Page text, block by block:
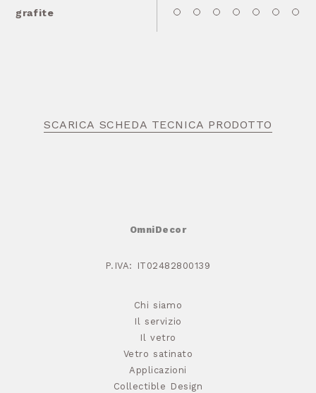
grafite
SCARICA SCHEDA TECNICA PRODOTTO
OmniDecor
P.IVA: IT02482800139
Chi siamo
Il servizio
Il vetro
Vetro satinato
Applicazioni
Collectible Design